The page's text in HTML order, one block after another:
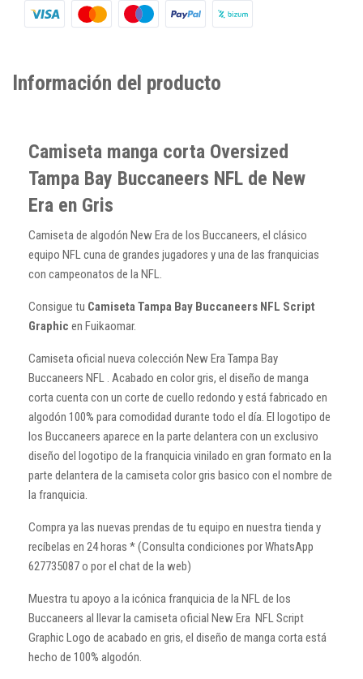
Información del producto
Camiseta manga corta Oversized
Tampa Bay Buccaneers NFL de New
Era en Gris
Camiseta de algodón New Era de los Buccaneers, el clásico
equipo NFL cuna de grandes jugadores y una de las franquicias
con campeonatos de la NFL.
Consigue tu Camiseta Tampa Bay Buccaneers NFL Script
Graphic en Fuikaomar.
Camiseta oficial nueva colección New Era Tampa Bay
Buccaneers NFL . Acabado en color gris, el diseño de manga
corta cuenta con un corte de cuello redondo y está fabricado en
algodón 100% para comodidad durante todo el día. El logotipo de
los Buccaneers aparece en la parte delantera con un exclusivo
diseño del logotipo de la franquicia vinilado en gran formato en la
parte delantera de la camiseta color gris basico con el nombre de
la franquicia.
Compra ya las nuevas prendas de tu equipo en nuestra tienda y
recíbelas en 24 horas * (Consulta condiciones por WhatsApp
627735087 o por el chat de la web)
Muestra tu apoyo a la icónica franquicia de la NFL de los
Buccaneers al llevar la camiseta oficial New Era NFL Script
Graphic Logo de acabado en gris, el diseño de manga corta está
hecho de 100% algodón.